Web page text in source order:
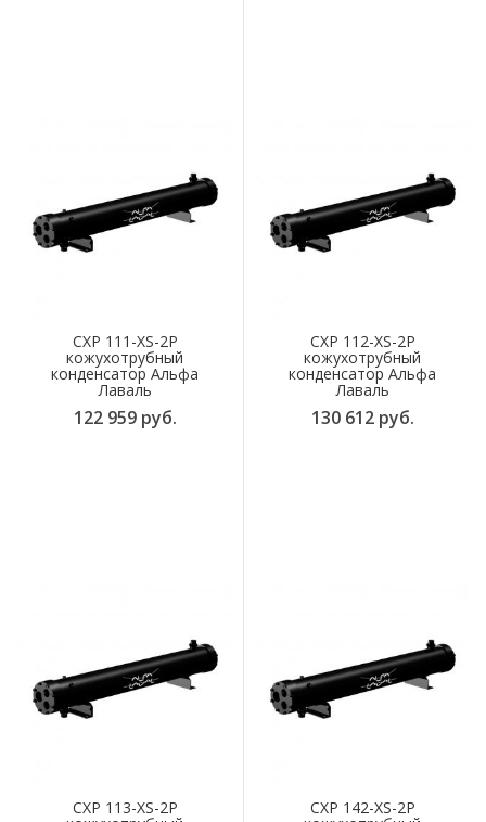
CXP 111-XS-2P
кожухотрубный
конденсатор Альфа
Лаваль
122 959 руб.
CXP 112-XS-2P
кожухотрубный
конденсатор Альфа
Лаваль
130 612 руб.
CXP 113-XS-2P CXP 142-XS-2P